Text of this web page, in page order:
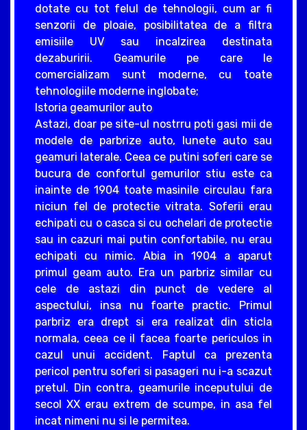
dotate cu tot felul de tehnologii, cum ar fi
senzorii de ploaie, posibilitatea de a filtra
emisiile UV sau incalzirea destinata
dezaburirii. Geamurile pe care le
comercializam sunt moderne, cu toate
tehnologiile moderne inglobate;
Istoria geamurilor auto
Astazi, doar pe site-ul nostrru poti gasi mii de
modele de parbrize auto, lunete auto sau
geamuri laterale. Ceea ce putini soferi care se
bucura de confortul gemurilor stiu este ca
inainte de 1904 toate masinile circulau fara
niciun fel de protectie vitrata. Soferii erau
echipati cu o casca si cu ochelari de protectie
sau in cazuri mai putin confortabile, nu erau
echipati cu nimic. Abia in 1904 a aparut
primul geam auto. Era un parbriz similar cu
cele de astazi din punct de vedere al
aspectului, insa nu foarte practic. Primul
parbriz era drept si era realizat din sticla
normala, ceea ce il facea foarte periculos in
cazul unui accident. Faptul ca prezenta
pericol pentru soferi si pasageri nu i-a scazut
pretul. Din contra, geamurile inceputului de
secol XX erau extrem de scumpe, in asa fel
incat nimeni nu si le permitea.